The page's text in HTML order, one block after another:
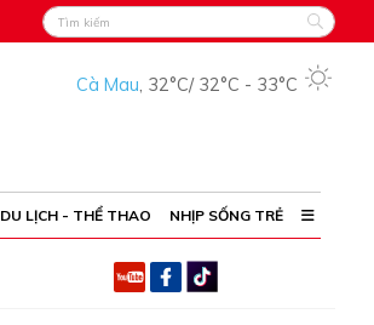
Cà Mau, 32°C/ 32°C - 33°C
DU LỊCH - THỂ THAO NHỊP SỐNG TRẺ